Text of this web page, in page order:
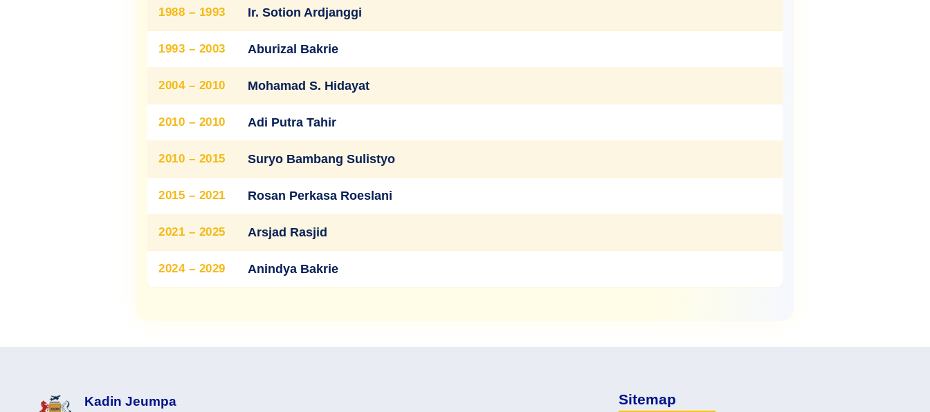
1988 – 1993 Ir. Sotion Ardjanggi
1993 – 2003 Aburizal Bakrie
2004 – 2010 Mohamad S. Hidayat
2010 – 2010 Adi Putra Tahir
2010 – 2015 Suryo Bambang Sulistyo
2015 – 2021 Rosan Perkasa Roeslani
2021 – 2025 Arsjad Rasjid
2024 – 2029 Anindya Bakrie
Kadin Jeumpa Sitemap